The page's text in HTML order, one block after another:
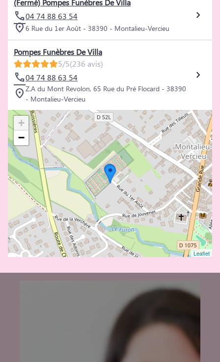
(Fermé) Pompes Funèbres De Villa
04 74 88 63 54
6 Rue du 1er Août - 38390 - Montalieu-Vercieu
Pompes Funèbres De Villa
5/5(236 avis)
04 74 88 63 54
Z.A du Mont Revolon, 65 Rue du Pré Flocard - 38390
- Montalieu-Vercieu
+
−
Leaflet